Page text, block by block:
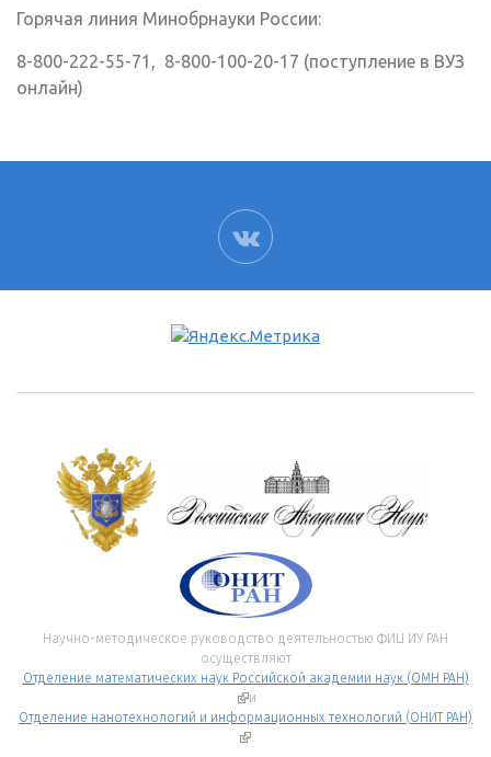
Горячая линия Минобрнауки России:
8-800-222-55-71, 8-800-100-20-17 (поступление в ВУЗ
онлайн)
ВК
Научно-методическое руководство деятельностью ФИЦ ИУ РАН
осуществляют
Отделение математических наук Российской академии наук (ОМН РАН)
(внешняя ссылка)
и
Отделение нанотехнологий и информационных технологий (ОНИТ РАН)
(внешняя ссылка)